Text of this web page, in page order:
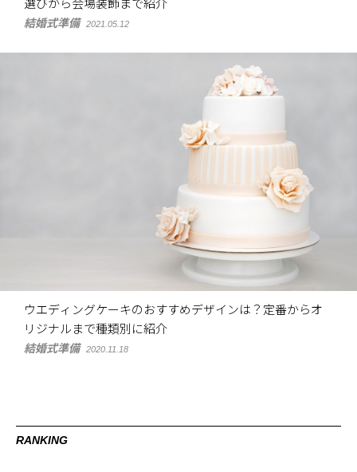
選びから会場装飾まで紹介
結婚式準備 2021.05.12
ウエディングケーキのおすすめデザインは？定番からオ
リジナルまで種類別に紹介
結婚式準備 2020.11.18
RANKING